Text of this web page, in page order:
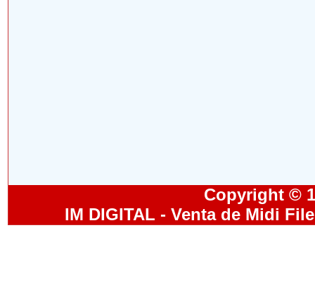
Copyright ©
IM DIGITAL - Venta de Midi